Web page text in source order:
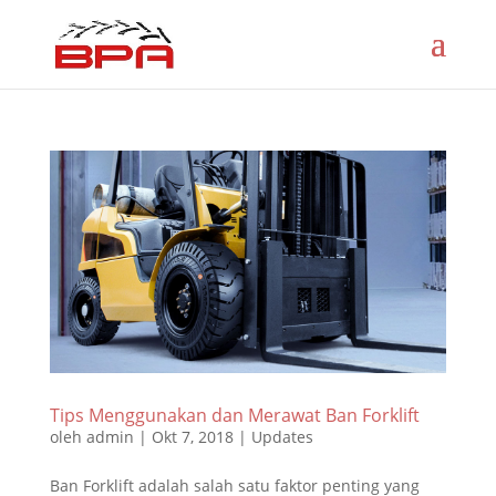
Tips Menggunakan dan Merawat Ban Forklift
oleh admin | Okt 7, 2018| Updates
Ban Forklift adalah salah satu faktor penting yang